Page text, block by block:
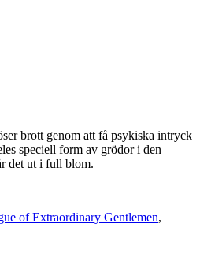
brott genom att få psykiska intryck
speciell form av grödor i den
det ut i full blom.
of Extraordinary Gentlemen,